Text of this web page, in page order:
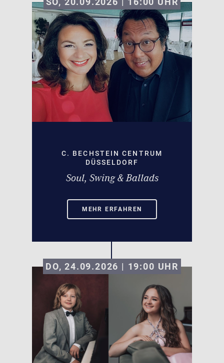
C. BECHSTEIN CENTRUM
DÜSSELDORF
Soul, Swing & Ballads
MEHR ERFAHREN
DO, 24.09.2026 | 19:00 UHR